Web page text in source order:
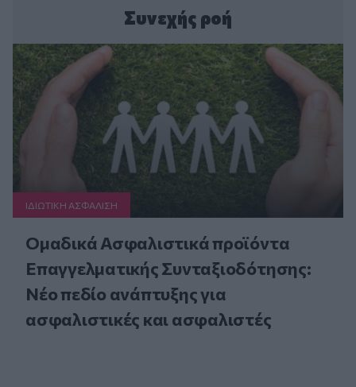
Συνεχής ροή
ΙΔΙΩΤΙΚΗ ΑΣΦAΛΙΣΗ
Ομαδικά Ασφαλιστικά προϊόντα
Επαγγελματικής Συνταξιοδότησης:
Νέο πεδίο ανάπτυξης για
ασφαλιστικές και ασφαλιστές